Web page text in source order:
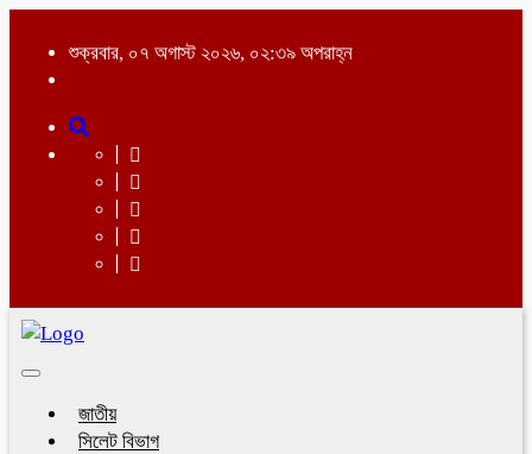
শুক্রবার, ০৭ অগাস্ট ২০২৬, ০২:৩৯ অপরাহ্ন
Toggle
জাতীয়
সিলেট বিভাগ